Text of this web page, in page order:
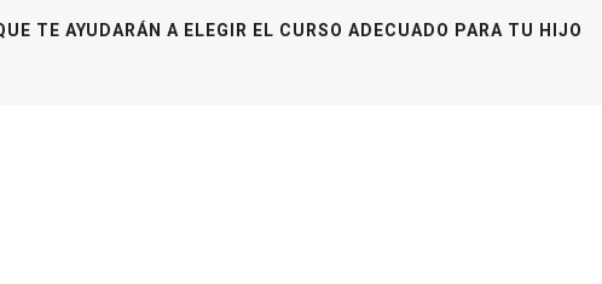
TE AYUDARÁN A ELEGIR EL CURSO ADECUADO PARA TU HIJO